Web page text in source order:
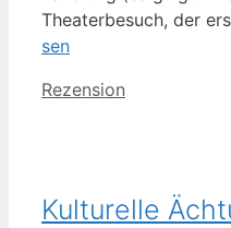
Thea­ter­be­such, der
sen
Kategorien
Rezension
Kulturelle